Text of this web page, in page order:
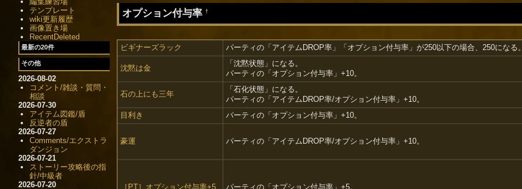
オプション付与率 †
ビギナーズラック パーティの「アイテムDROP率」「オプション付与率」が250以下の場合、250になる。
沈黙は金
「沈黙状態」になる。
パーティの「オプション付与率」+10。
石の上にも三年
「石化状態」になる。
パーティの「アイテムDROP率/オプション付与率」+10。
目利き パーティの「オプション付与率」+10。
豪運 パーティの「アイテムDROP率/オプション付与率」+10。
［PT］オプション付与率+5 パーティの「オプション付与率」+5。
テンプレート
wiki更新履歴
画像置き場
RecentDeleted
最新の20件
その他
2026-08-02
コメント/雑談・質問・
相談
2026-07-30
アイテム図鑑/盾
反逆者の盾
2026-07-27
Comments/エクストラ
ダンジョン
2026-07-21
ストーリー攻略後の指
針/中級者
2026-07-20